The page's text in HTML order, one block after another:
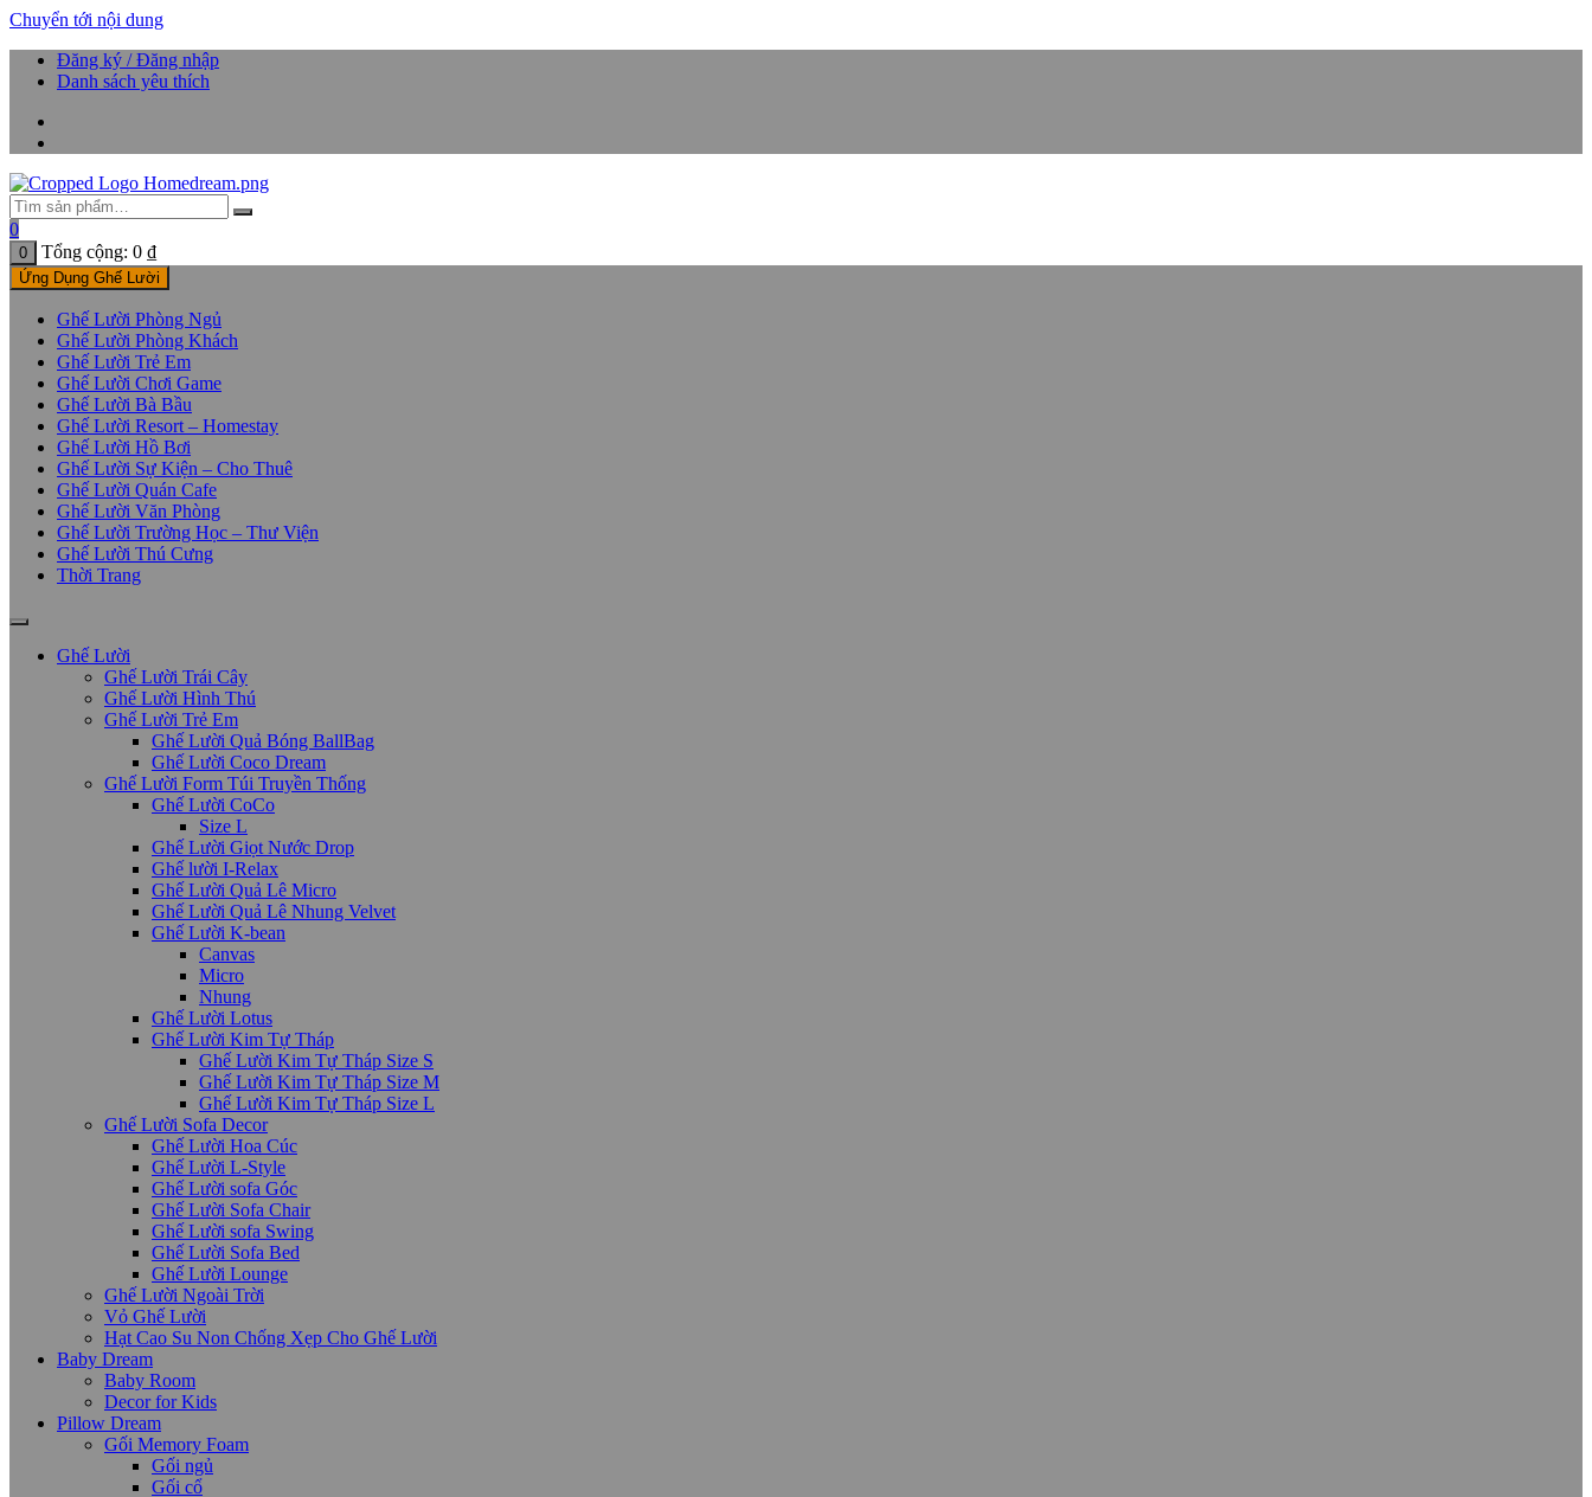
Chuyển tới nội dung
Đăng ký / Đăng nhập
Danh sách yêu thích
0
0 Tổng cộng: 0 ₫
Ứng Dụng Ghế Lười
Ghế Lười Phòng Ngủ
Ghế Lười Phòng Khách
Ghế Lười Trẻ Em
Ghế Lười Chơi Game
Ghế Lười Bà Bầu
Ghế Lười Resort – Homestay
Ghế Lười Hồ Bơi
Ghế Lười Sự Kiện – Cho Thuê
Ghế Lười Quán Cafe
Ghế Lười Văn Phòng
Ghế Lười Trường Học – Thư Viện
Ghế Lười Thú Cưng
Thời Trang
Ghế Lười
Ghế Lười Trái Cây
Ghế Lười Hình Thú
Ghế Lười Trẻ Em
Ghế Lười Quả Bóng BallBag
Ghế Lười Coco Dream
Ghế Lười Form Túi Truyền Thống
Ghế Lười CoCo
Size L
Ghế Lười Giọt Nước Drop
Ghế lười I-Relax
Ghế Lười Quả Lê Micro
Ghế Lười Quả Lê Nhung Velvet
Ghế Lười K-bean
Canvas
Micro
Nhung
Ghế Lười Lotus
Ghế Lười Kim Tự Tháp
Ghế Lười Kim Tự Tháp Size S
Ghế Lười Kim Tự Tháp Size M
Ghế Lười Kim Tự Tháp Size L
Ghế Lười Sofa Decor
Ghế Lười Hoa Cúc
Ghế Lười L-Style
Ghế Lười sofa Góc
Ghế Lười Sofa Chair
Ghế Lười sofa Swing
Ghế Lười Sofa Bed
Ghế Lười Lounge
Ghế Lười Ngoài Trời
Vỏ Ghế Lười
Hạt Cao Su Non Chống Xẹp Cho Ghế Lười
Baby Dream
Baby Room
Decor for Kids
Pillow Dream
Gối Memory Foam
Gối ngủ
Gối cổ